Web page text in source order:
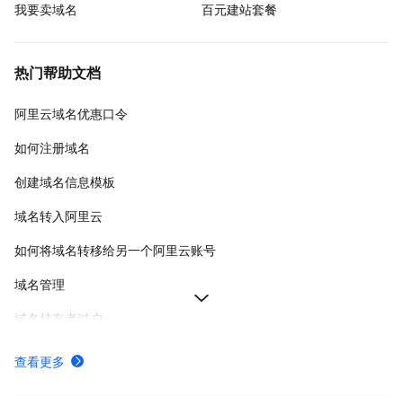
我要卖域名
百元建站套餐
热门帮助文档
阿里云域名优惠口令
如何注册域名
创建域名信息模板
域名转入阿里云
如何将域名转移给另一个阿里云账号
域名管理
域名持有者过户
阿里云域名实名认证失败
查看更多